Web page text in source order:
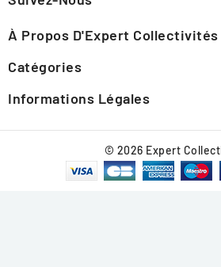
À Propos D'Expert Collectivités
Catégories
Informations Légales
© 2026 Expert